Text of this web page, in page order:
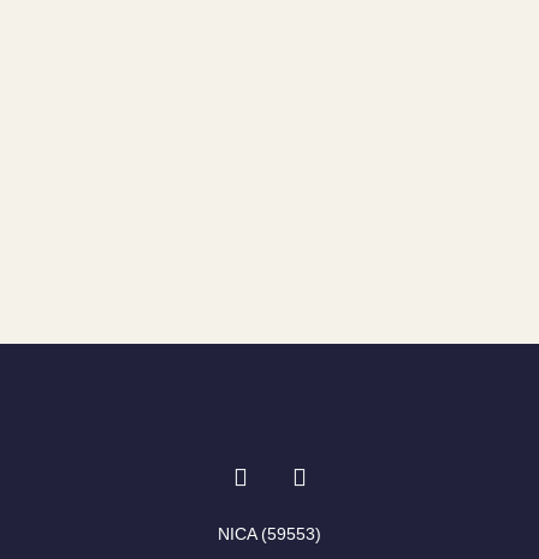
I
n
t
F
a
e
NICA (59553)